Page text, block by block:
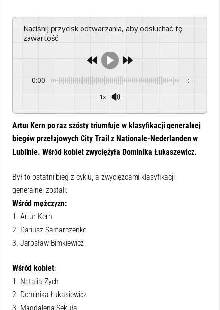
Naciśnij przycisk odtwarzania, aby odsłuchać tę
zawartość
0:00 -:--
1x
Artur Kern po raz szósty triumfuje w klasyfikacji generalnej
biegów przełajowych City Trail z Nationale-Nederlanden w
Lublinie. Wśród kobiet zwyciężyła Dominika Łukaszewicz.
Był to ostatni bieg z cyklu, a zwycięzcami klasyfikacji
generalnej zostali:
Wśród mężczyzn:
1. Artur Kern
2. Dariusz Samarczenko
3. Jarosław Bimkiewicz
Wśród kobiet:
1. Natalia Zych
2. Dominika Łukasiewicz
3. Magdalena Sekuła